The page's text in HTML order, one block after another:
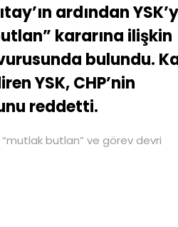
ardından
kararına ilişkin
bulundu.
YSK, CHP’nin
reddetti.
“mutlak butlan” ve görev devri